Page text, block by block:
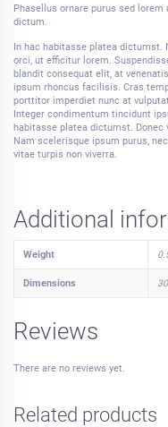
Phasellus ornare purus sed
dictum.
In hac habitasse platea dictumst.
orci, ut efficitur lorem.
blandit consequat elit, at
ipsum rhoncus facilisis. Cras
porttitor imperdiet nunc at
Integer condimentum tincidunt
habitasse platea dictumst. Donec
Nam scelerisque ipsum purus,
vitae turpis non viverra.
Additional
Weight
Dimensions
Reviews
There are no reviews yet.
Related products